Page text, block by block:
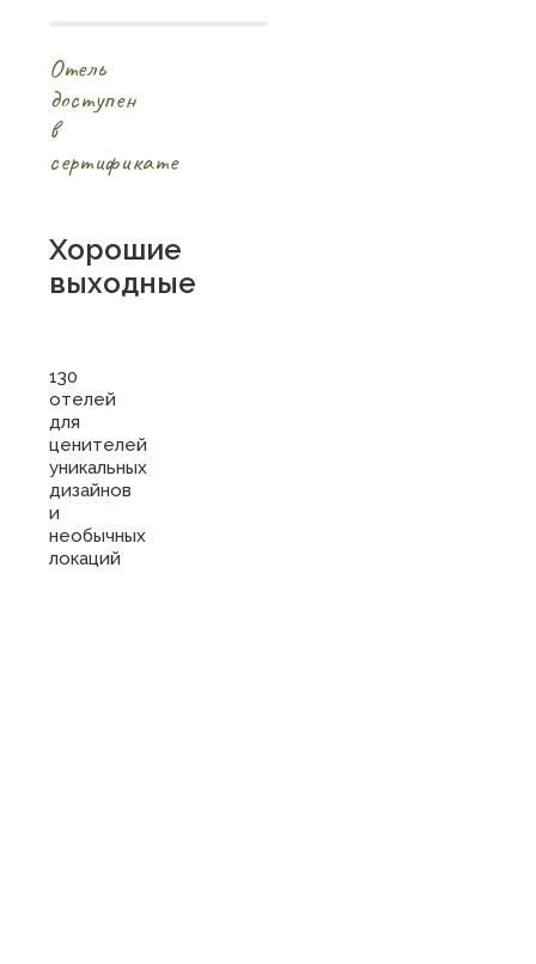
Отель
доступен
в
сертификате
Хорошие
выходные
130
отелей
для
ценителей
уникальных
дизайнов
и
необычных
локаций